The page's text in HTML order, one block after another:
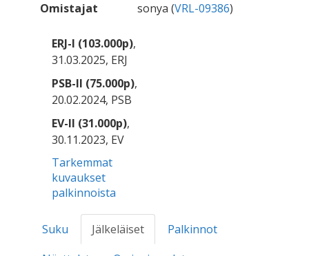
Omistajat
sonya (VRL-09386)
ERJ-I (103.000p),
31.03.2025, ERJ
PSB-II (75.000p),
20.02.2024, PSB
EV-II (31.000p),
30.11.2023, EV
Tarkemmat
kuvaukset
palkinnoista
Suku Jälkeläiset
Palkinnot